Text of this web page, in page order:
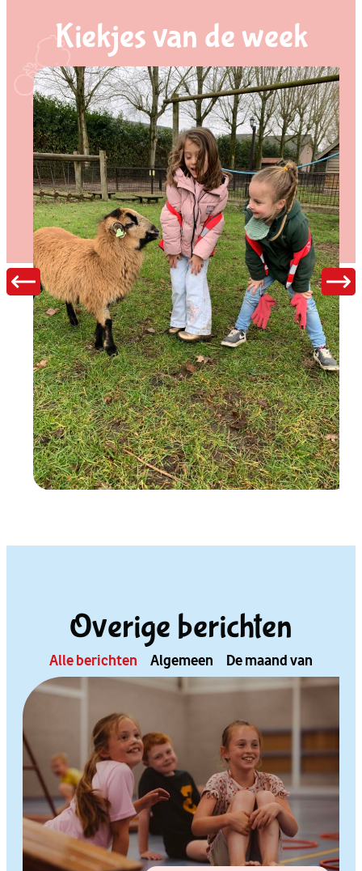
Kiekjes van de week
Overige berichten
Algemeen De maand van
Alle berichten